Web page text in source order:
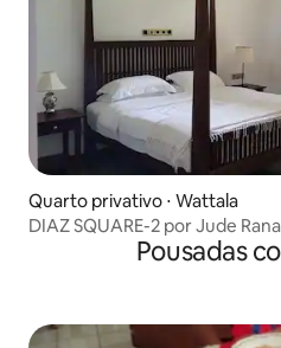
Quarto privativo ⋅ Wattala
DIAZ SQUARE-2 por Jude
Pousadas